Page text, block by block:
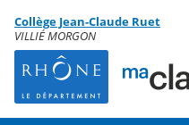
Menu de la rubrique
Contenu
Collège Jean-Claude Ruet
VILLIÉ MORGON